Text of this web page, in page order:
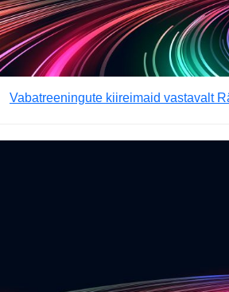
Vabatreeningute kiireimaid vastavalt